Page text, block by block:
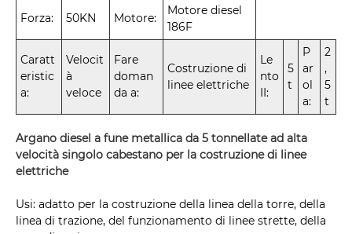
Forza: 50KN Motore:
Motore diesel
186F
Caratt
eristic
a:
Velocit
à
veloce
Fare
doman
da a:
Costruzione di
linee elettriche
Le
nto
II:
5
t
P
ar
ol
a:
2
,
5
t
Argano diesel a fune metallica da 5 tonnellate ad alta
velocità singolo cabestano per la costruzione di linee
elettriche
Usi: adatto per la costruzione della linea della torre, della
linea di trazione, del funzionamento di linee strette, della